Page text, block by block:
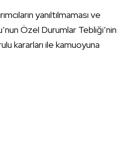
yanıltılmaması ve
Özel Durumlar Tebliği’nin
kararları ile kamuoyuna